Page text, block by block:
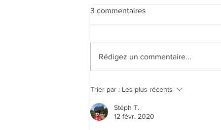
Beaufortain for ever !!! 🏔️🤩🏔️
3 commentaires
Rédigez un commentaire...
Trier par : Les plus récents
Stéph T.
12 févr. 2020